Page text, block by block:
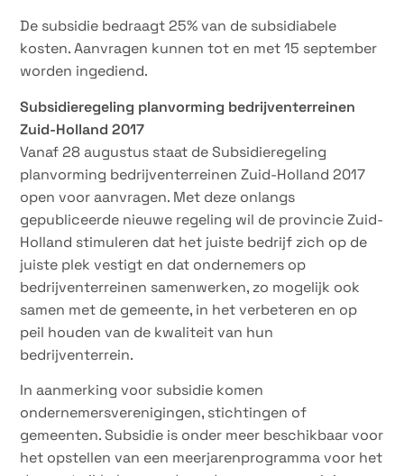
De subsidie bedraagt 25% van de subsidiabele
kosten. Aanvragen kunnen tot en met 15 september
worden ingediend.
Subsidieregeling planvorming bedrijventerreinen
Zuid-Holland 2017
Vanaf 28 augustus staat de Subsidieregeling
planvorming bedrijventerreinen Zuid-Holland 2017
open voor aanvragen. Met deze onlangs
gepubliceerde nieuwe regeling wil de provincie Zuid-
Holland stimuleren dat het juiste bedrijf zich op de
juiste plek vestigt en dat ondernemers op
bedrijventerreinen samenwerken, zo mogelijk ook
samen met de gemeente, in het verbeteren en op
peil houden van de kwaliteit van hun
bedrijventerrein.
In aanmerking voor subsidie komen
ondernemersverenigingen, stichtingen of
gemeenten. Subsidie is onder meer beschikbaar voor
het opstellen van een meerjarenprogramma voor het